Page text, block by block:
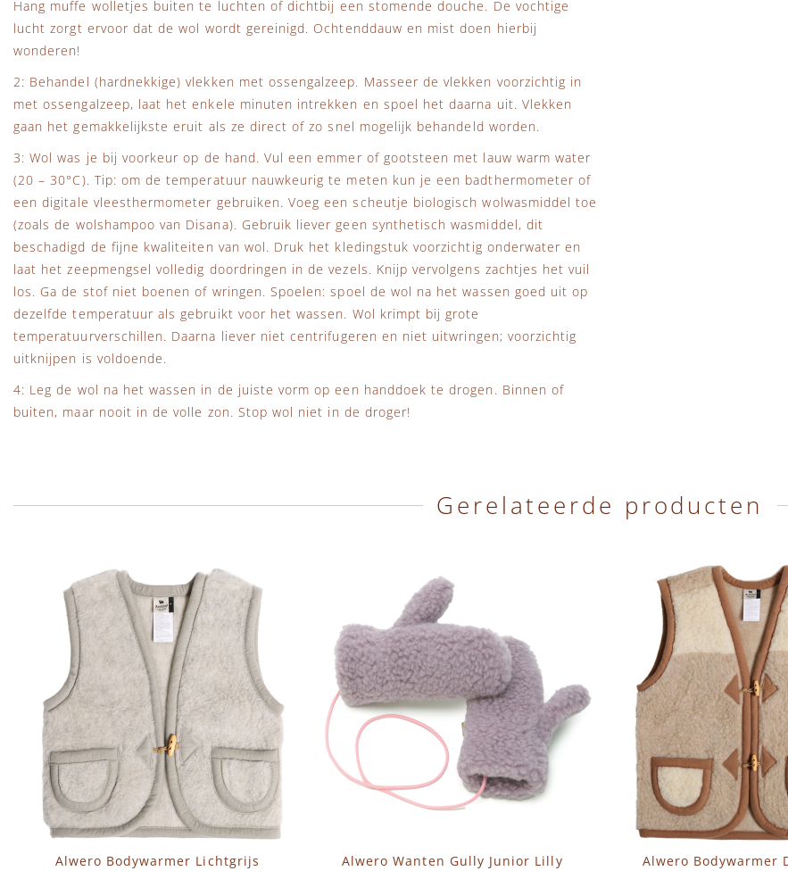
Hang muffe wolletjes buiten te luchten of dichtbij een stomende douche. De vochtige
lucht zorgt ervoor dat de wol wordt gereinigd. Ochtenddauw en mist doen hierbij
wonderen!
2: Behandel (hardnekkige) vlekken met ossengalzeep. Masseer de vlekken voorzichtig in
met ossengalzeep, laat het enkele minuten intrekken en spoel het daarna uit. Vlekken
gaan het gemakkelijkste eruit als ze direct of zo snel mogelijk behandeld worden.
3: Wol was je bij voorkeur op de hand. Vul een emmer of gootsteen met lauw warm water
(20 – 30°C). Tip: om de temperatuur nauwkeurig te meten kun je een badthermometer of
een digitale vleesthermometer gebruiken. Voeg een scheutje biologisch wolwasmiddel toe
(zoals de wolshampoo van Disana). Gebruik liever geen synthetisch wasmiddel, dit
beschadigd de fijne kwaliteiten van wol. Druk het kledingstuk voorzichtig onderwater en
laat het zeepmengsel volledig doordringen in de vezels. Knijp vervolgens zachtjes het vuil
los. Ga de stof niet boenen of wringen. Spoelen: spoel de wol na het wassen goed uit op
dezelfde temperatuur als gebruikt voor het wassen. Wol krimpt bij grote
temperatuurverschillen. Daarna liever niet centrifugeren en niet uitwringen; voorzichtig
uitknijpen is voldoende.
4: Leg de wol na het wassen in de juiste vorm op een handdoek te drogen. Binnen of
buiten, maar nooit in de volle zon. Stop wol niet in de droger!
Gerelateerde producten
Alwero Bodywarmer Lichtgrijs Alwero Wanten Gully Junior Lilly Alwero Bodywarmer